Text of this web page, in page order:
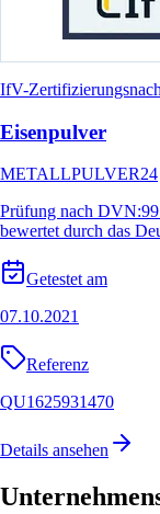
IfV-
Eisenpulver
METALLPULVER24
Prüfung nach
bewertet durch das
Getestet am
07.10.2021
Referenz
QU1625931470
Details ansehen